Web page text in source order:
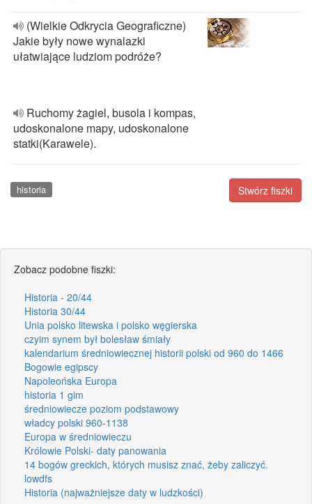
(Wielkie Odkrycia Geograficzne)
Jakie były nowe wynalazki
ułatwiające ludziom podróże?
Ruchomy żagiel, busola i kompas,
udoskonalone mapy, udoskonalone
statki(Karawele).
Stwórz fiszki
historia
Zobacz podobne fiszki:
Historia - 20/44
Historia 30/44
Unia polsko litewska i polsko węgierska
czyim synem był bolesław śmiały
kalendarium średniowiecznej historii polski od 960 do 1466
Bogowie egipscy
Napoleońska Europa
historia 1 gim
średniowiecze poziom podstawowy
władcy polski 960-1138
Europa w średniowieczu
Królowie Polski- daty panowania
14 bogów greckich, których musisz znać, żeby zaliczyć.
lowdfs
Historia (najważniejsze daty w ludzkości)